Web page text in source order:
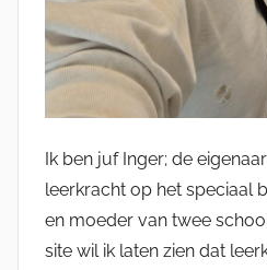
Ik ben juf Inger; de
leerkracht op het speciaal
en moeder van twee
site wil ik laten zien dat